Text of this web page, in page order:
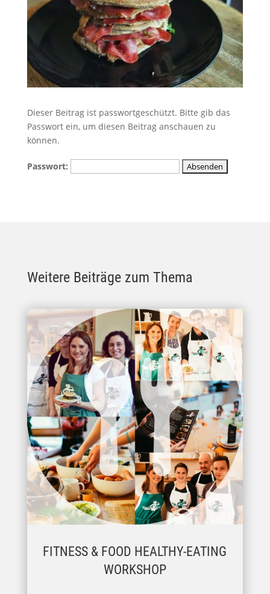
Dieser Beitrag ist passwortgeschützt. Bitte gib das
Passwort ein, um diesen Beitrag anschauen zu
können.
Passwort:
Weitere Beiträge zum Thema
FITNESS & FOOD HEALTHY-EATING
WORKSHOP